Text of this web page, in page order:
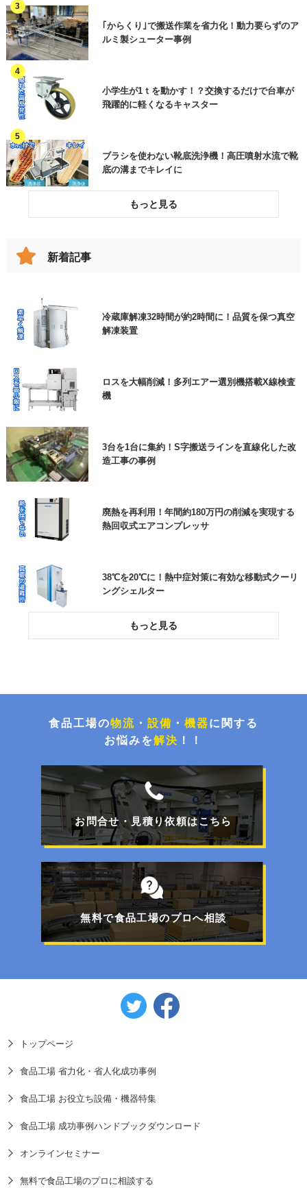
訪問希望
電話連絡希望
オンラインセミナーについて
ご質問・その他（用件欄にご入力くださ
ご用件
客様は、ご用件欄に商品名をご入力いただきますよ
うご協力よろしくお願いいたします。
個人情報保護方針
HACCP関連・異物混入対策
作業環境改善
各種工事・メンテナンス
加工品(部品)
その他機械
その他(製品分類)
｢からくり｣で搬送作業を省力化！動力要らずのア
ルミ製シューター事例
小学生が1ｔを動かす！？交換するだけで台車が
飛躍的に軽くなるキャスター
ブラシを使わない靴底洗浄機！高圧噴射水流で靴
底の溝までキレイに
破損したコンベヤベルトを交換してリスクを低減
新着記事
冷蔵庫解凍32時間が約2時間に！品質を保つ真空
解凍装置
ロスを大幅削減！多列エアー選別機搭載X線検査
機
3台を1台に集約！S字搬送ラインを直線化した改
造工事の事例
廃熱を再利用！年間約180万円の削減を実現する
熱回収式エアコンプレッサ
38℃を20℃に！熱中症対策に有効な移動式クーリ
ングシェルター
投入作業をスムーズに！高所作業をなくす粉粒体
イズグルー塗布システム
チョコ停解消と処理能力UP！封函・キの字梱包
ライン更新事例
【特集】FOOMA JAPAN 2026展示商品のご紹介
フォークリフトで移動可能！工事不要のパレット
一体型エアコン
食品工場の物流 ・ 設備 ・ 機器に関する
お悩みを解決 ！！
お問合せ・見積り依頼はこちら
無料で食品工場のプロへ相談
トップページ
食品工場 省力化・省人化成功事例
食品工場 お役立ち設備・機器特集
食品工場 成功事例ハンドブックダウンロード
オンラインセミナー
無料で食品工場のプロに相談する